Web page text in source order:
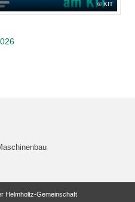
KIT
Helmholtz-Gemeinschaft